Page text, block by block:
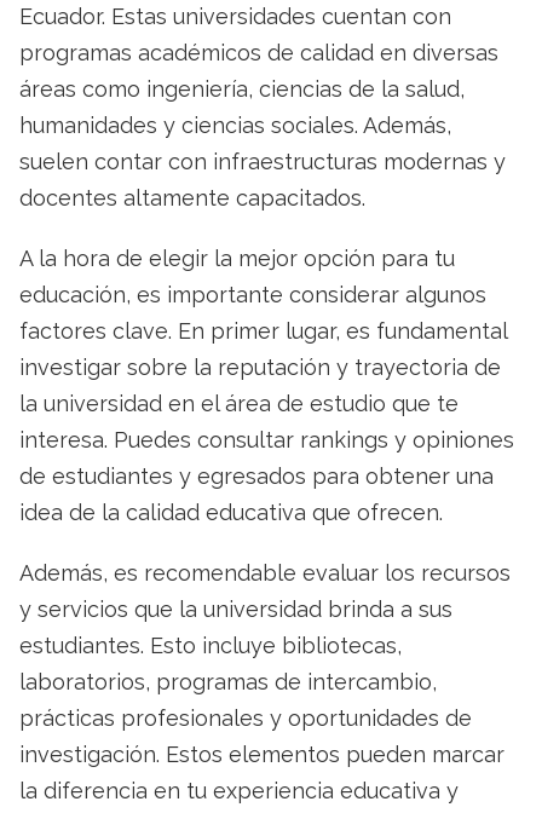
Ecuador. Estas universidades cuentan con
programas académicos de calidad en diversas
áreas como ingeniería, ciencias de la salud,
humanidades y ciencias sociales. Además,
suelen contar con infraestructuras modernas y
docentes altamente capacitados.
A la hora de elegir la mejor opción para tu
educación, es importante considerar algunos
factores clave. En primer lugar, es fundamental
investigar sobre la reputación y trayectoria de
la universidad en el área de estudio que te
interesa. Puedes consultar rankings y opiniones
de estudiantes y egresados para obtener una
idea de la calidad educativa que ofrecen.
Además, es recomendable evaluar los recursos
y servicios que la universidad brinda a sus
estudiantes. Esto incluye bibliotecas,
laboratorios, programas de intercambio,
prácticas profesionales y oportunidades de
investigación. Estos elementos pueden marcar
la diferencia en tu experiencia educativa y